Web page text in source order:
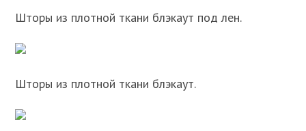
Шторы из плотной ткани блэкаут под лен.
Шторы из плотной ткани блэкаут.